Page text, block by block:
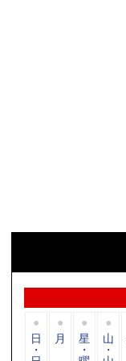
日
・
月 星
・
山
・